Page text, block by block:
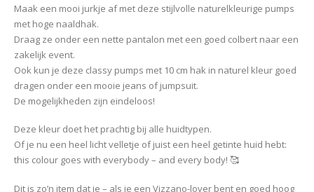
Maak een mooi jurkje af met deze stijlvolle naturelkleurige pumps
met hoge naaldhak.
Draag ze onder een nette pantalon met een goed colbert naar een
zakelijk event.
Ook kun je deze classy pumps met 10 cm hak in naturel kleur goed
dragen onder een mooie jeans of jumpsuit.
De mogelijkheden zijn eindeloos!
Deze kleur doet het prachtig bij alle huidtypen.
Of je nu een heel licht velletje of juist een heel getinte huid hebt:
this colour goes with everybody – and every body! 🥰
Dit is zo’n item dat je – als je een Vizzano-lover bent en goed hoog